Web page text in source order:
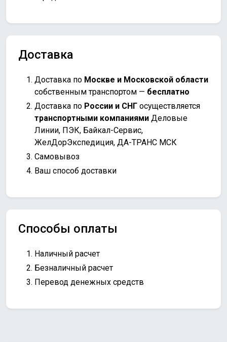
Доставка
Доставка по Москве и Московской области
собственным транспортом — бесплатно
Доставка по России и СНГ осуществляется
транспортными компаниями Деловые
Линии, ПЭК, Байкал-Сервис,
ЖелДорЭкспедиция, ДА-ТРАНС МСК
Самовывоз
Ваш способ доставки
Способы оплаты
Наличный расчет
Безналичный расчет
Перевод денежных средств